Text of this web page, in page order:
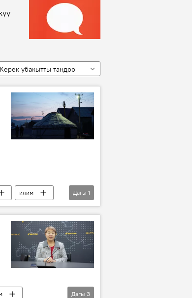
Керек убакытты тандоо
илим
Дагы 1
Дагы 3